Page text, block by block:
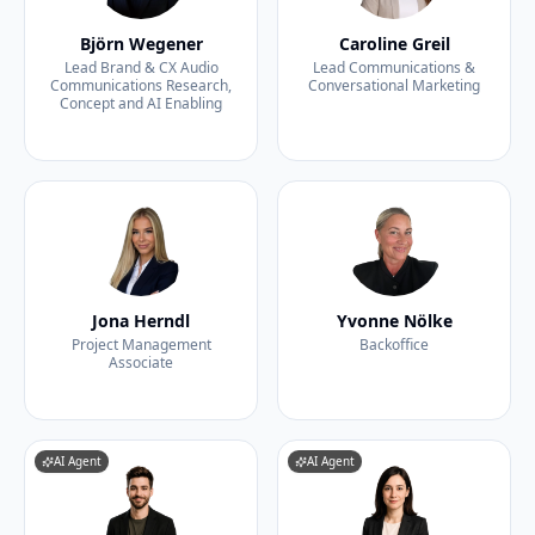
Björn Wegener
Lead Brand & CX Audio
Communications Research,
Concept and AI Enabling
Caroline Greil
Lead Communications &
Conversational Marketing
Jona Herndl
Project Management
Associate
Yvonne Nölke
Backoffice
AI Agent AI Agent